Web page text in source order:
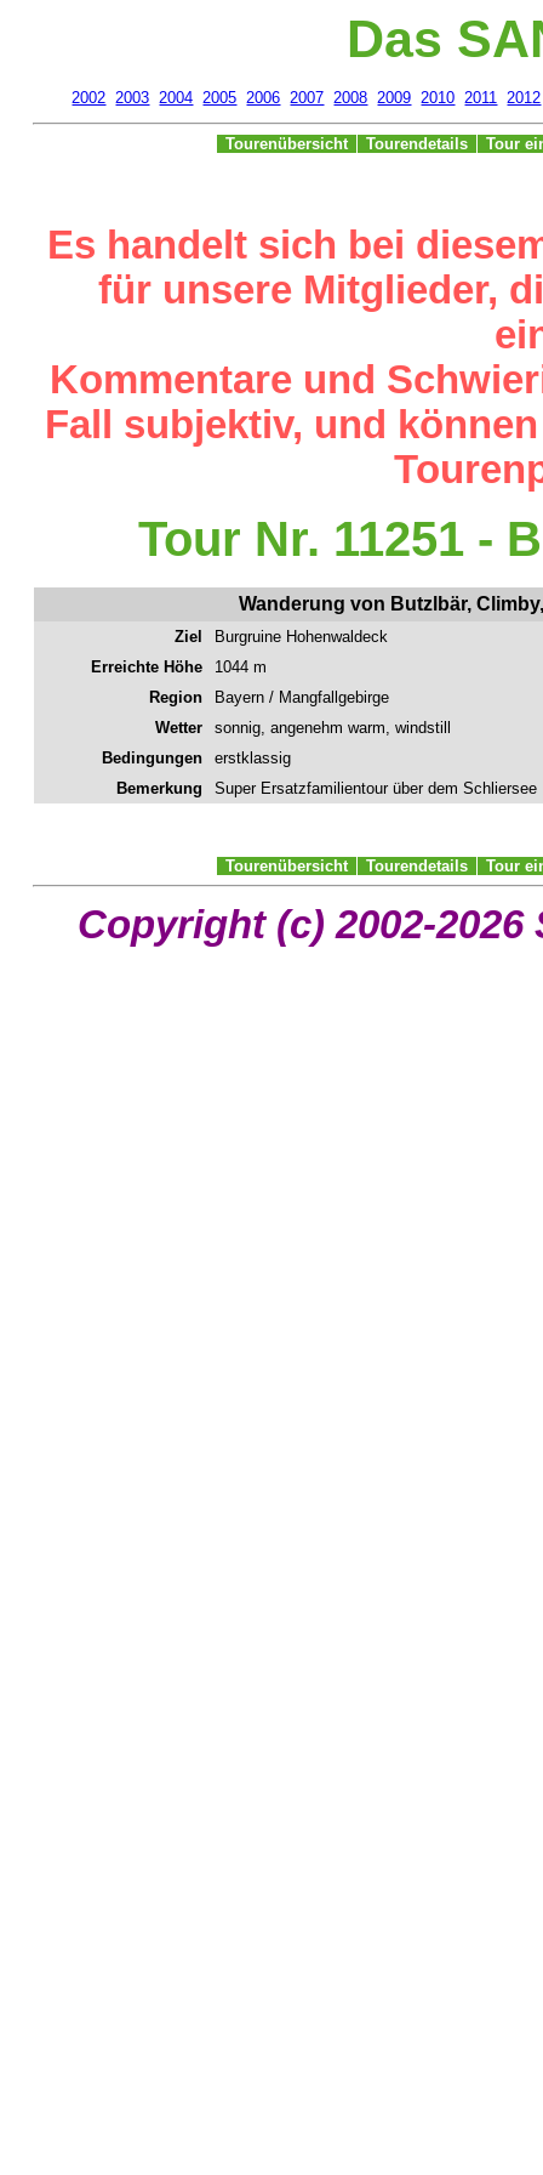
Das
2002 2003 2004 2005 2006 2007 2008 2009 2010 2011 2012
Tourenübersicht Tourendetails Tour
Es handelt sich bei
für unsere Mitglieder,
Kommentare und
Fall subjektiv, und
Tour Nr. 11251 -
Wanderung von Butzlbär,
Ziel
Burgruine Hohenwaldeck
Erreichte Höhe
1044 m
Region
Bayern / Mangfallgebirge
Wetter
sonnig, angenehm warm, windstill
Bedingungen
erstklassig
Bemerkung
Super Ersatzfamilientour über dem Schliersee
Tourenübersicht Tourendetails Tour
Copyright (c) 2002-